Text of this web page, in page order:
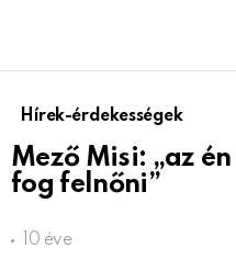
Hírek-érdekességek
Mező Misi: „az
fog felnőni”
10 éve